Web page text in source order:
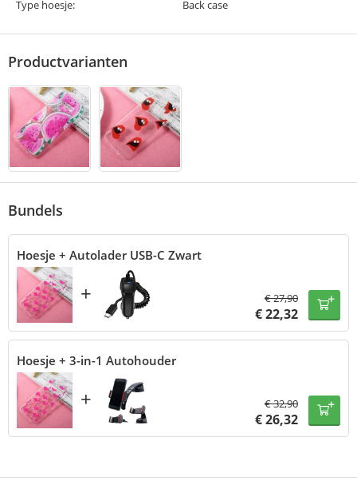
Type hoesje: Back case
Productvarianten
Bundels
Hoesje + Autolader USB-C Zwart
+ €27,90
€22,32
Hoesje + 3-in-1 Autohouder
+ €32,90
€26,32